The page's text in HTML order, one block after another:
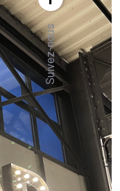
Suivez-nous